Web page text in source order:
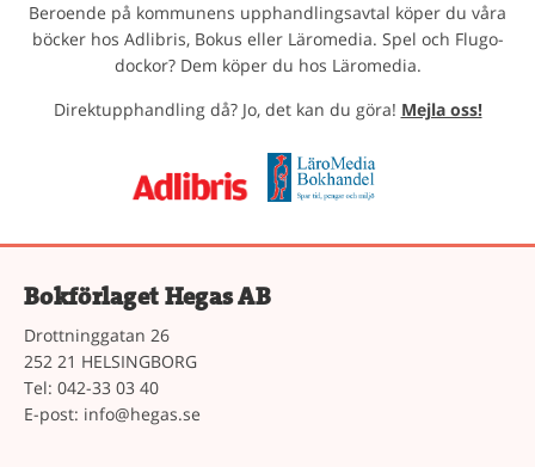
Beroende på kommunens upphandlingsavtal köper du våra
böcker hos Adlibris, Bokus eller Läromedia. Spel och Flugo-
dockor? Dem köper du hos Läromedia.
Direktupphandling då? Jo, det kan du göra! Mejla oss!
Bokförlaget Hegas AB
Drottninggatan 26
252 21 HELSINGBORG
Tel: 042-33 03 40
E-post: info@hegas.se